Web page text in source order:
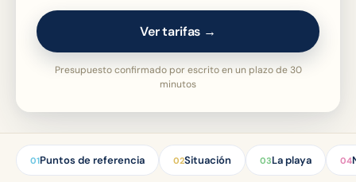
Ver tarifas →
Presupuesto confirmado por escrito en un plazo de 30
minutos
01Puntos de referencia 02Situación 03La playa 04